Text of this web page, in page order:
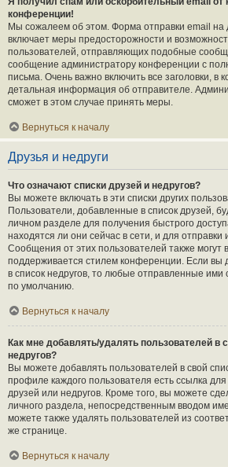
конференции!
Мы сожалеем об этом. Форма отправки email на
включает меры предосторожности и
пользователей, отправляющих подобные
сообщение администратору конференции с
письма. Очень важно включить все заголовки, в
детальная информация об отправителе.
сможет в этом случае принять меры.
Вернуться к началу
Друзья и недруги
Что означают списки друзей и недругов?
Вы можете включать в эти списки других
Пользователи, добавленные в список друзей,
личном разделе для получения быстрого
находятся ли они сейчас в сети, и для
Сообщения от этих пользователей также могут
поддерживается стилем конференции. Если вы
в список недругов, то любые отправленные
по умолчанию.
Вернуться к началу
Как мне добавлять/удалять пользователей в
недругов?
Вы можете добавлять пользователей в свой
профиле каждого пользователя есть ссылка
друзей или недругов. Кроме того, вы можете
личного раздела, непосредственным вводом
можете также удалять пользователей из
же странице.
Вернуться к началу